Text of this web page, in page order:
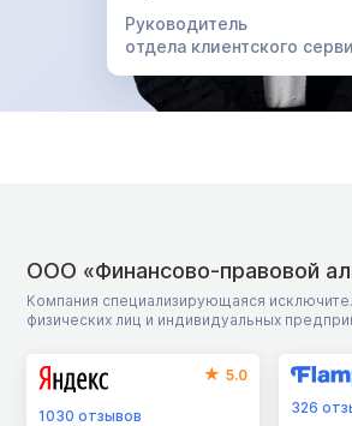
Руководитель
отдела клиентского
ООО «Финансово-правовой
Компания специализирующаяся
физических лиц и индивидуальных
5.0
1030 отзывов
326